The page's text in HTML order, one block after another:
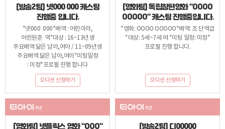
[방송2팀] 넷000 000 캐스팅
진행중 입니다.
*넷000 000*배역 : 어린이라,
어린원준 역*대상 : 16~13년생
주요배역 닮은 남아,여아 / 11~09년생
주요배역 닮은 남아,여아*미팅일정
: 미정*프로필 진행 합니다
오디션 신청하기
[영화팀] 독립장편영화 "OOOO
OOOOO" 캐스팅 진행중입니다.
*영화: OOOO OOOOO*배역: 조 단역급
*대상: 5세~7세 여 *미팅 일정: 미정*
프로필 진행 합니다.
오디션 신청하기
[영화팀] 넷플릭스 영화 "OOO"
[방송2팀] 디00000